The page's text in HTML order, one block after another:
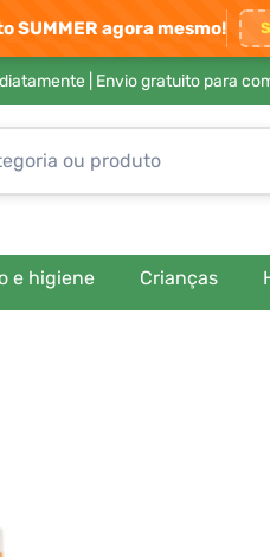
SUMMER agora mesmo!
| Envio gratuito para
e higiene Crianças